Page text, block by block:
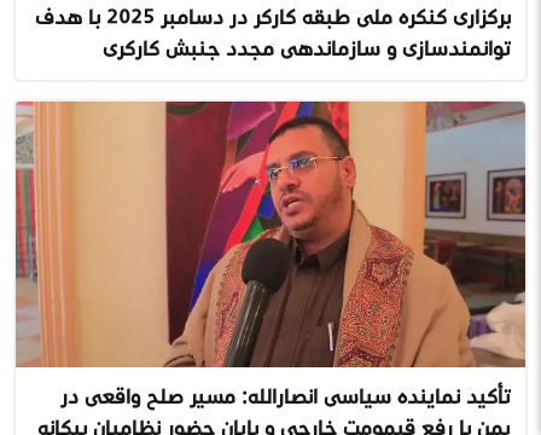
برگزاری کنگره ملی طبقه کارگر در دسامبر ۲۰۲۵ با هدف
توانمندسازی و سازماندهی مجدد جنبش کارگری
تأکید نمایندهٔ سیاسی انصارالله: مسیر صلح واقعی در
یمن با رفع قیمومت خارجی و پایان حضور نظامیان بیگانه